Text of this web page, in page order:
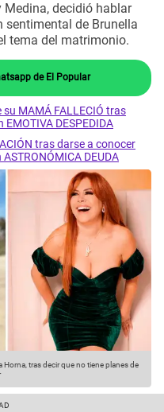
Medina, decidió hablar
sentimental de Brunella
tema del matrimonio.
de El Popular
MAMÁ FALLECIÓ tras
DESPEDIDA
tras darse a conocer
DEUDA
tras decir que no tiene planes de